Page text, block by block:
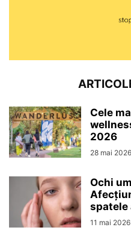
Cele
2026
28 mai 2026
Ochi
spatele
11 mai 2026